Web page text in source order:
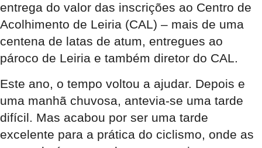
entrega do valor das inscrições ao Centro de
Acolhimento de Leiria (CAL) – mais de uma
centena de latas de atum, entregues ao
pároco de Leiria e também diretor do CAL.
Este ano, o tempo voltou a ajudar. Depois e
uma manhã chuvosa, antevia-se uma tarde
difícil. Mas acabou por ser uma tarde
excelente para a prática do ciclismo, onde as